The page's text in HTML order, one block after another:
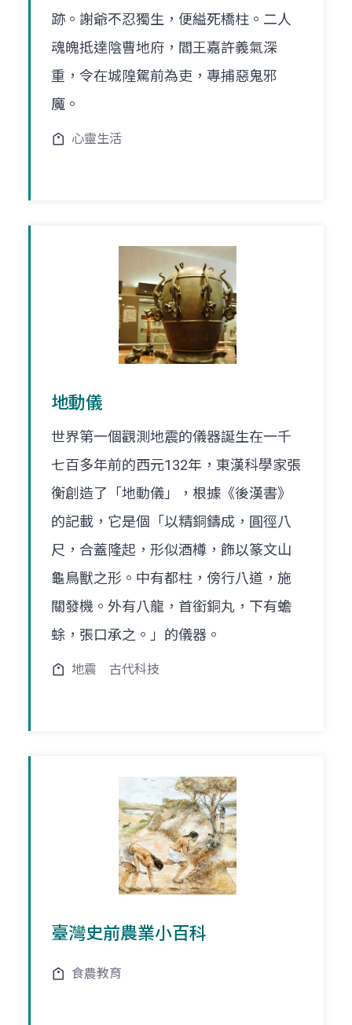
跡。謝爺不忍獨生，便縊死橋柱。二人
魂魄抵達陰曹地府，閻王嘉許義氣深
重，令在城隍駕前為吏，專捕惡鬼邪
魔。
心靈生活
地動儀
世界第一個觀測地震的儀器誕生在一千
七百多年前的西元132年，東漢科學家張
衡創造了「地動儀」，根據《後漢書》
的記載，它是個「以精銅鑄成，圓徑八
尺，合蓋隆起，形似酒樽，飾以篆文山
龜鳥獸之形。中有都柱，傍行八道，施
關發機。外有八龍，首銜銅丸，下有蟾
蜍，張口承之。」的儀器。
地震 古代科技
臺灣史前農業小百科
食農教育